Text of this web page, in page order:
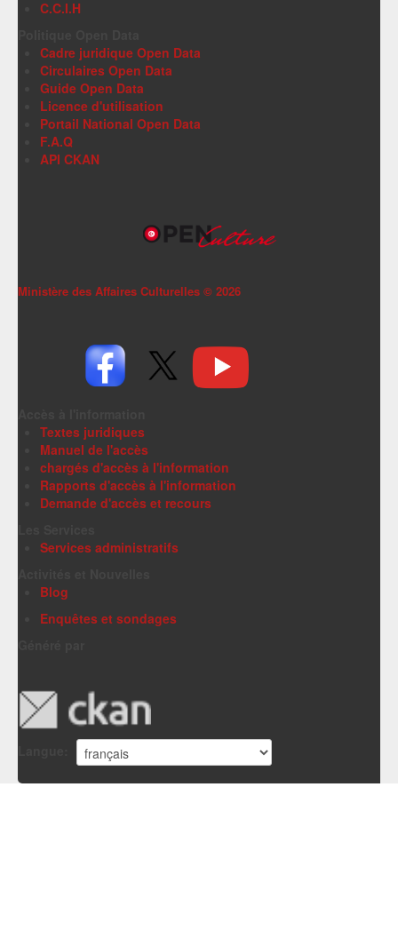
C.C.I.H
Cadre juridique Open Data
Circulaires Open Data
Guide Open Data
Licence d'utilisation
Portail National Open Data
F.A.Q
API CKAN
Ministère des Affaires Culturelles © 2026
Textes juridiques
Manuel de l'accès
chargés d'accès à l'information
Rapports d'accès à l'information
Demande d'accès et recours
Services administratifs
Blog
Enquêtes et sondages